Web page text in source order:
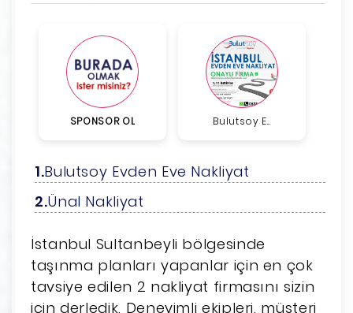
SPONSOR OL Bulutsoy E...
Bulutsoy Evden Eve Nakliyat
Ünal Nakliyat
İstanbul Sultanbeyli bölgesinde
taşınma planları yapanlar için en çok
tavsiye edilen 2 nakliyat firmasını sizin
için derledik. Deneyimli ekipleri, müşteri